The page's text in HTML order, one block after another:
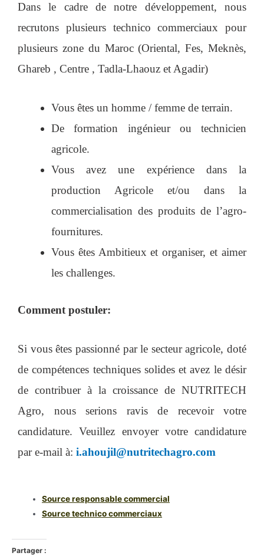
Dans le cadre de notre développement, nous
recrutons plusieurs technico commerciaux pour
plusieurs zone du Maroc (Oriental, Fes, Meknès,
Ghareb , Centre , Tadla-Lhaouz et Agadir)
Vous êtes un homme / femme de terrain.
De formation ingénieur ou technicien
agricole.
Vous avez une expérience dans la
production Agricole et/ou dans la
commercialisation des produits de l’agro-
fournitures.
Vous êtes Ambitieux et organiser, et aimer
les challenges.
Comment postuler:
Si vous êtes passionné par le secteur agricole, doté
de compétences techniques solides et avez le désir
de contribuer à la croissance de NUTRITECH
Agro, nous serions ravis de recevoir votre
candidature. Veuillez envoyer votre candidature
par e-mail à: i.ahoujil@nutritechagro.com
Sourceresponsable commercial
Sourcetechnico commerciaux
Partager :